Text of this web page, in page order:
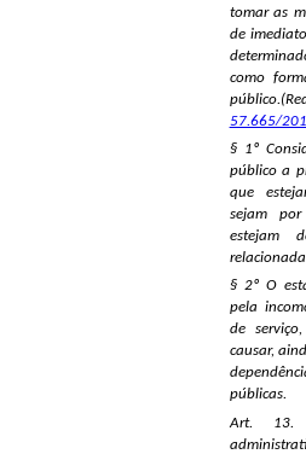
tomar as
de
como
57.665/
§ 1º
público a
que
sejam
estejam
§ 2º O
pela
de
causar,
públicas.
Art. 13.